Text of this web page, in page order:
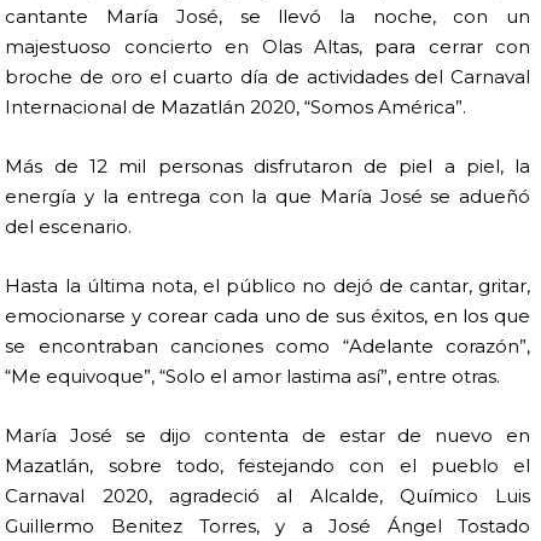
cantante María José, se llevó la noche, con un
majestuoso concierto en Olas Altas, para cerrar con
broche de oro el cuarto día de actividades del Carnaval
Internacional de Mazatlán 2020, “Somos América”.
Más de 12 mil personas disfrutaron de piel a piel, la
energía y la entrega con la que María José se adueñó
del escenario.
Hasta la última nota, el público no dejó de cantar, gritar,
emocionarse y corear cada uno de sus éxitos, en los que
se encontraban canciones como “Adelante corazón”,
“Me equivoque”, “Solo el amor lastima así”, entre otras.
María José se dijo contenta de estar de nuevo en
Mazatlán, sobre todo, festejando con el pueblo el
Carnaval 2020, agradeció al Alcalde, Químico Luis
Guillermo Benitez Torres, y a José Ángel Tostado